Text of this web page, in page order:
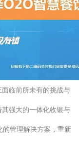
临前所未有的挑战与
强大的一体化收银与
的管理解决方案，重新